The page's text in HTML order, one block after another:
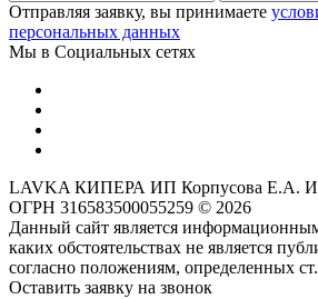
Отправляя заявку, вы принимаете
персональных данных
Мы в Социальных сетях
LAVKA КИПЕРА ИП Корпусова Е.А.
ОГРН 316583500055259 © 2026
Данный сайт является
каких обстоятельствах не является
согласно положениям, определенных
Оставить заявку на звонок